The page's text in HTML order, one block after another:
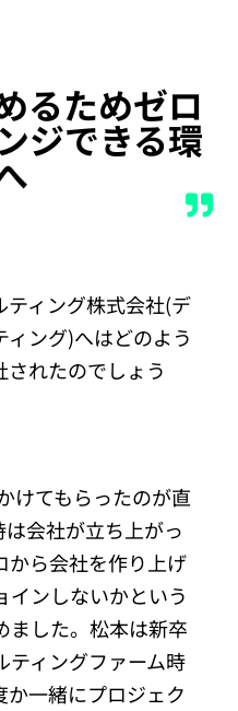
るためゼロ
ジできる環
ティング株式会社(デ
ング)へはどのよう
れたのでしょう
けてもらったのが直
会社が立ち上がっ
から会社を作り上げ
インしないかという
ました。松本は新卒
ティングファーム時
一緒にプロジェク